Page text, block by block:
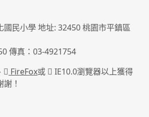
國民小學 地址: 32450 桃園市平鎮區
傳真：03-4921754
FireFox或
IE10.0瀏覽器以上獲得
！